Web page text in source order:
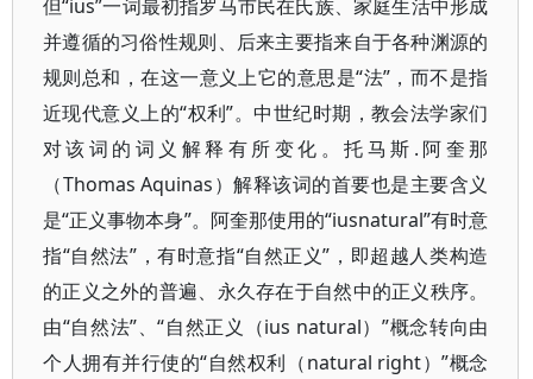
但“ius”一词最初指罗马市民在氏族、家庭生活中形成
并遵循的习俗性规则、后来主要指来自于各种渊源的
规则总和，在这一意义上它的意思是“法”，而不是指
近现代意义上的“权利”。中世纪时期，教会法学家们
对该词的词义解释有所变化。托马斯.阿奎那
（Thomas Aquinas）解释该词的首要也是主要含义
是“正义事物本身”。阿奎那使用的“iusnatural”有时意
指“自然法”，有时意指“自然正义”，即超越人类构造
的正义之外的普遍、永久存在于自然中的正义秩序。
由“自然法”、“自然正义（ius natural）”概念转向由
个人拥有并行使的“自然权利（natural right）”概念